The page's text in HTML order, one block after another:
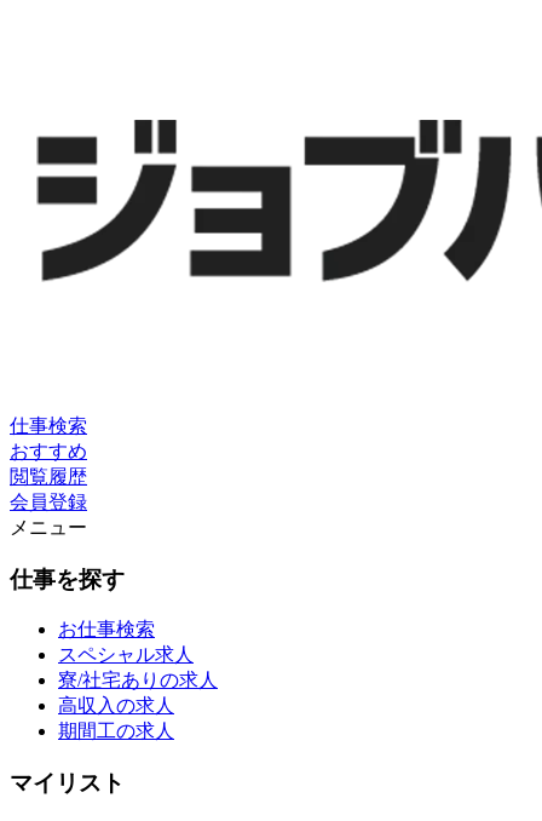
仕事検索
おすすめ
閲覧履歴
会員登録
メニュー
仕事を探す
お仕事検索
スペシャル求人
寮/社宅ありの求人
高収入の求人
期間工の求人
マイリスト